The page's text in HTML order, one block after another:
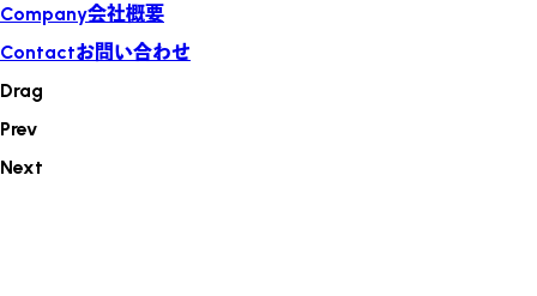
Company会社概要
Contactお問い合わせ
Drag
Prev
Next